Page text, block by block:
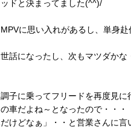
ドと決まってました(^^)/
に思い入れがあるし、単身赴
話になったし、次もマツダかな
子に乗ってフリードを再度見
車だよね～となったので・・・
けどなぁ」・・と営業さんに言